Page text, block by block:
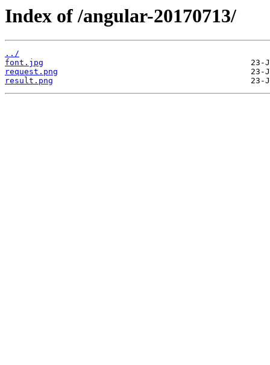
Index of /angular-20170713/
../
font.jpg
request.png
result.png